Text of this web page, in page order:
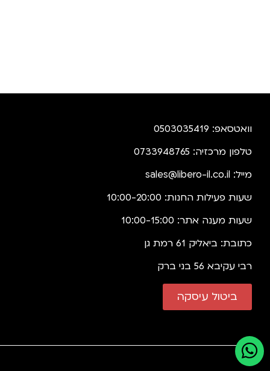
וואטסאפ: 0503035419
טלפון מרכזיה: 0733948765
מייל: sales@libero-il.co.il
שעות פעילות החנות: 10:00-20:00
שעות מענה אתר: 10:00-15:00
כתובת: ביאליק 61 רמת גן
רבי עקיבא 56 בני ברק
ביטול עיסקה